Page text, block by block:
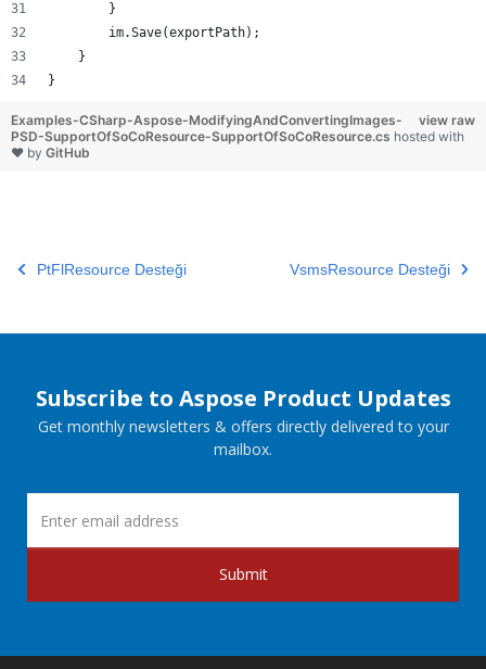
        }
        im.Save(exportPath);
    }
}
view raw
Examples-CSharp-Aspose-ModifyingAndConvertingImages-
PSD-SupportOfSoCoResource-SupportOfSoCoResource.cs hosted with
❤ by GitHub
PtFlResource Desteği VsmsResource Desteği
Subscribe to Aspose Product Updates
Get monthly newsletters & offers directly delivered to your
mailbox.
Submit